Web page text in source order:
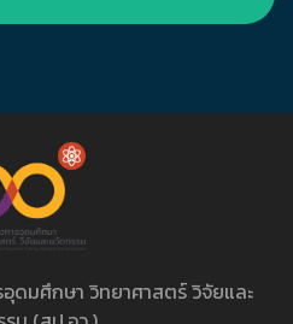
ดมศึกษา วิทยาศาสตร์ วิจัยและ